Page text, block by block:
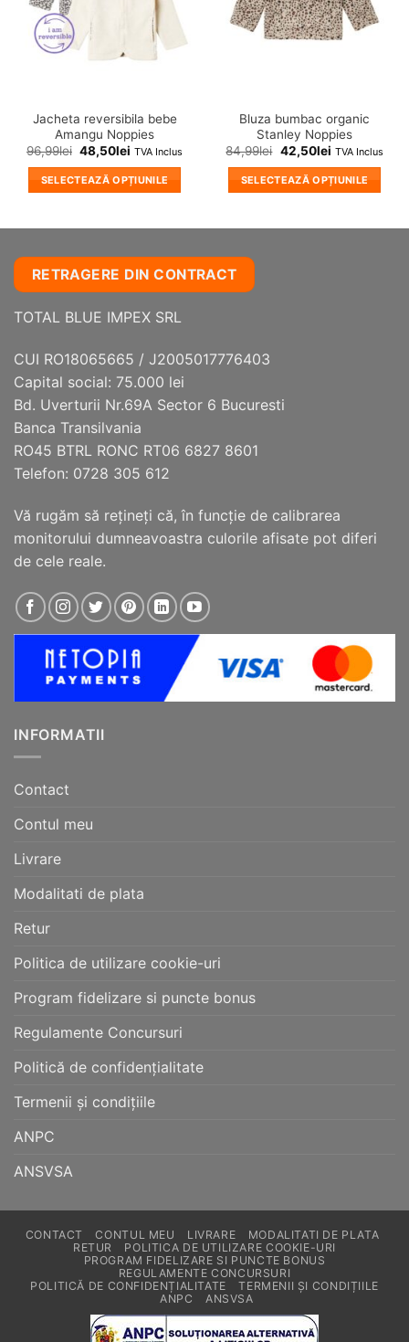
fi
alese
Jacheta reversibila bebe
Amangu Noppies
96,99lei 48,50lei TVA Inclus
SELECTEAZĂ OPȚIUNILE
mai
multe
variații.
Opțiunile
fi
alese
pagina
produsului.
Bluza bumbac organic
Stanley Noppies
84,99lei 42,50lei TVA Inclus
SELECTEAZĂ OPȚIUNILE
RETRAGERE DIN CONTRACT
TOTAL BLUE IMPEX SRL
CUI RO18065665 / J2005017776403
Capital social: 75.000 lei
Bd. Uverturii Nr.69A Sector 6 Bucuresti
Banca Transilvania
RO45 BTRL RONC RT06 6827 8601
Telefon: 0728 305 612
Vă rugăm să reţineţi că, în funcţie de calibrarea
monitorului dumneavoastra culorile afisate pot diferi
de cele reale.
INFORMATII
Contact
Contul meu
Livrare
Modalitati de plata
Retur
Politica de utilizare cookie-uri
Program fidelizare si puncte bonus
Regulamente Concursuri
Politică de confidențialitate
Termenii și condițiile
ANPC
ANSVSA
CONTACT CONTUL MEU LIVRARE
MODALITATI DE PLATA
RETUR
POLITICA DE UTILIZARE COOKIE-URI
PROGRAM FIDELIZARE SI PUNCTE BONUS
REGULAMENTE CONCURSURI
POLITICĂ DE CONFIDENȚIALITATE
TERMENII ȘI CONDIȚIILE
ANPC
ANSVSA